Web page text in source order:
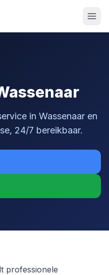
in Wassenaar en
24/7 bereikbaar.
professionele